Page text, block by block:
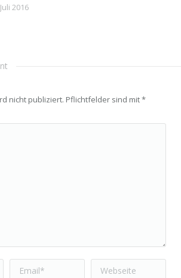
2016
nicht publiziert. Pflichtfelder sind mit*
Email * Webseite